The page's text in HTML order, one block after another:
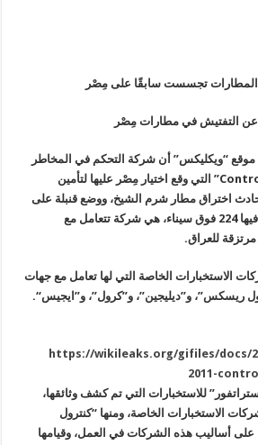
المطارات تجسست سابقًا على مِصْر
التفتيش في مطارات مِصْر
“ويكليكس” أن شركة التحكم في المخاطر
التي وقع اختيار مِصْر عليها لتأمين
اختراق مطار شرم الشيخ، ووضع قنبلة على
الطائرة الروسية التي قتل فيها 224 فوق سيناء، هي شركة تتعامل مع
مرتزقة للعراق.
الاستخبارات الخاصة التي لها تعامل مع جهات
ريسكس”، و”ديليجين”، و”كرول”، و”ايجيس“.
https://wikileaks.org/gifiles/docs/
2011-
للاستخبارات التي تم كشف وثائقها،
الاستخبارات الخاصة، ومنها “كنترول
أساليب هذه الشركات في العمل، وقيامها